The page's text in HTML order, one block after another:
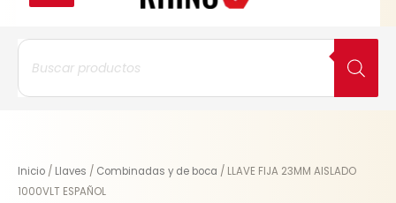
Búsqueda
productos
Inicio / Llaves / Combinadas y de boca / LLAVE FIJA 23MM AISLADO
1000VLT ESPAÑOL
LLAVE
FIJA